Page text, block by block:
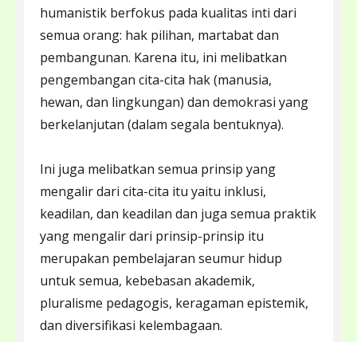
humanistik berfokus pada kualitas inti dari
semua orang: hak pilihan, martabat dan
pembangunan. Karena itu, ini melibatkan
pengembangan cita-cita hak (manusia,
hewan, dan lingkungan) dan demokrasi yang
berkelanjutan (dalam segala bentuknya).
Ini juga melibatkan semua prinsip yang
mengalir dari cita-cita itu yaitu inklusi,
keadilan, dan keadilan dan juga semua praktik
yang mengalir dari prinsip-prinsip itu
merupakan pembelajaran seumur hidup
untuk semua, kebebasan akademik,
pluralisme pedagogis, keragaman epistemik,
dan diversifikasi kelembagaan.